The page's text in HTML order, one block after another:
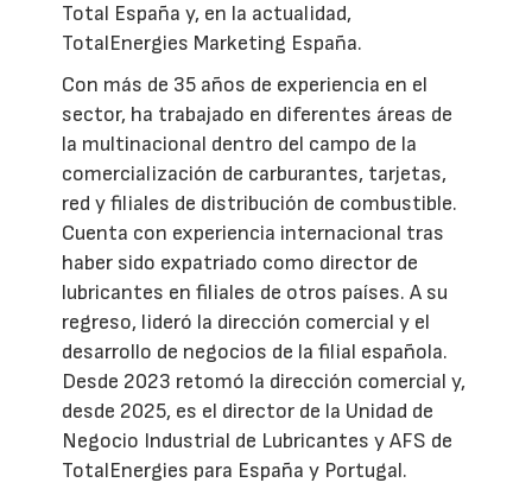
Total España y, en la actualidad,
TotalEnergies Marketing España.
Con más de 35 años de experiencia en el
sector, ha trabajado en diferentes áreas de
la multinacional dentro del campo de la
comercialización de carburantes, tarjetas,
red y filiales de distribución de combustible.
Cuenta con experiencia internacional tras
haber sido expatriado como director de
lubricantes en filiales de otros países. A su
regreso, lideró la dirección comercial y el
desarrollo de negocios de la filial española.
Desde 2023 retomó la dirección comercial y,
desde 2025, es el director de la Unidad de
Negocio Industrial de Lubricantes y AFS de
TotalEnergies para España y Portugal.